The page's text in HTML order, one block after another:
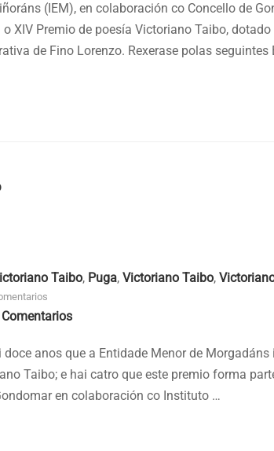
(IEM), en colaboración co Concello de
XIV Premio de poesía Victoriano Taibo,
de Fino Lorenzo. Rexerase polas seguintes
Taibo, Puga, Victoriano Taibo,
anos que a Entidade Menor de Morgadáns
Taibo; e hai catro que este premio forma
en colaboración co Instituto …